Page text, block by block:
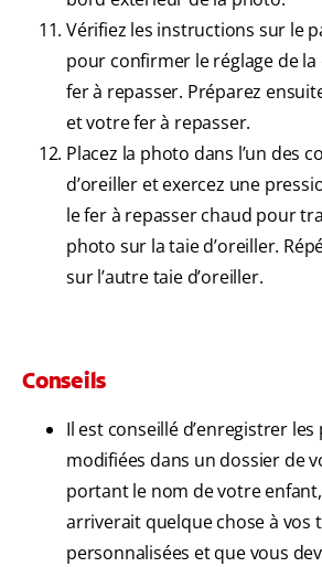
Vérifiez les instructions sur le
pour confirmer le réglage de
fer à repasser. Préparez
et votre fer à repasser.
Placez la photo dans l’un des
d’oreiller et exercez une
le fer à repasser chaud pour
photo sur la taie d’oreiller.
sur l’autre taie d’oreiller.
Conseils
Il est conseillé d’enregistrer
modifiées dans un dossier de
portant le nom de votre
arriverait quelque chose à vos
personnalisées et que vous